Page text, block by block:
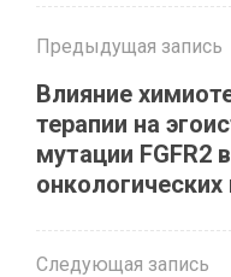
Предыдущая запись
Влияние
терапии на
мутации FGFR2
онкологических
Следующая запись